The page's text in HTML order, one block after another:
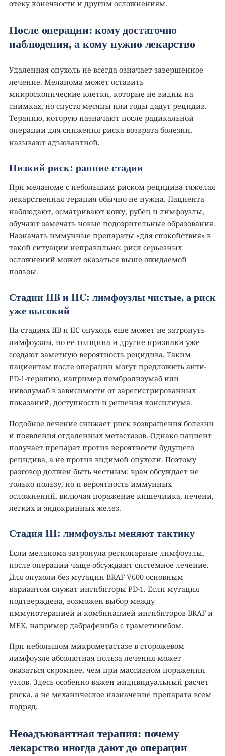
отеку конечности и другим осложнениям.
После операции: кому достаточно
наблюдения, а кому нужно лекарство
Удаленная опухоль не всегда означает завершенное
лечение. Меланома может оставить
микроскопические клетки, которые не видны на
снимках, но спустя месяцы или годы дадут рецидив.
Терапию, которую назначают после радикальной
операции для снижения риска возврата болезни,
называют адъювантной.
Низкий риск: ранние стадии
При меланоме с небольшим риском рецидива тяжелая
лекарственная терапия обычно не нужна. Пациента
наблюдают, осматривают кожу, рубец и лимфоузлы,
обучают замечать новые подозрительные образования.
Назначать иммунные препараты «для спокойствия» в
такой ситуации неправильно: риск серьезных
осложнений может оказаться выше ожидаемой
пользы.
Стадии IIB и IIC: лимфоузлы чистые, а риск
уже высокий
На стадиях IIB и IIC опухоль еще может не затронуть
лимфоузлы, но ее толщина и другие признаки уже
создают заметную вероятность рецидива. Таким
пациентам после операции могут предложить анти-
PD-1-терапию, например пембролизумаб или
ниволумаб в зависимости от зарегистрированных
показаний, доступности и решения консилиума.
Подобное лечение снижает риск возвращения болезни
и появления отдаленных метастазов. Однако пациент
получает препарат против вероятности будущего
рецидива, а не против видимой опухоли. Поэтому
разговор должен быть честным: врач обсуждает не
только пользу, но и вероятность иммунных
осложнений, включая поражение кишечника, печени,
легких и эндокринных желез.
Стадия III: лимфоузлы меняют тактику
Если меланома затронула регионарные лимфоузлы,
после операции чаще обсуждают системное лечение.
Для опухоли без мутации BRAF V600 основным
вариантом служат ингибиторы PD-1. Если мутация
подтверждена, возможен выбор между
иммунотерапией и комбинацией ингибиторов BRAF и
MEK, например дабрафениба с траметинибом.
При небольшом микрометастазе в сторожевом
лимфоузле абсолютная польза лечения может
оказаться скромнее, чем при массивном поражении
узлов. Здесь особенно важен индивидуальный расчет
риска, а не механическое назначение препарата всем
подряд.
Неоадъювантная терапия: почему
лекарство иногда дают до операции